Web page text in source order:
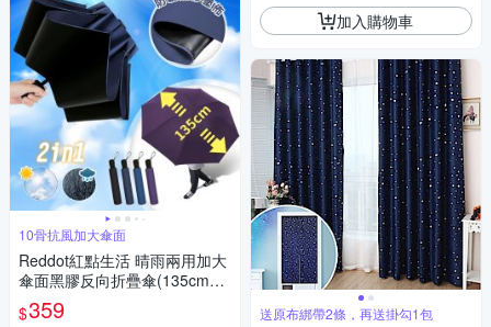
10骨抗風加大傘面
Reddot紅點生活 晴雨兩用加大
傘面黑膠反向折疊傘(135cm加
大傘面)
$359
加入購物車
送原布綁帶2條，再送掛勾1包